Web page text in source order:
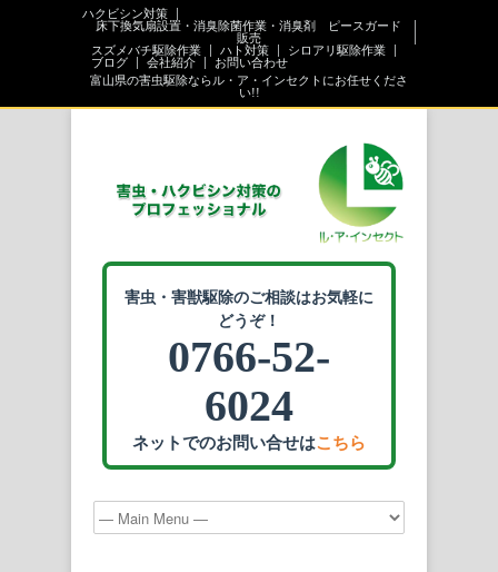
ハクビシン対策
床下換気扇設置・消臭除菌作業・消臭剤 ピースガード
販売
スズメバチ駆除作業
ハト対策
シロアリ駆除作業
ブログ
会社紹介
お問い合わせ
富山県の害虫駆除ならル・ア・インセクトにお任せくださ
い!!
害虫・害獣駆除のご相談はお気軽に
どうぞ！
0766-52-
6024
ネットでのお問い合せはこちら